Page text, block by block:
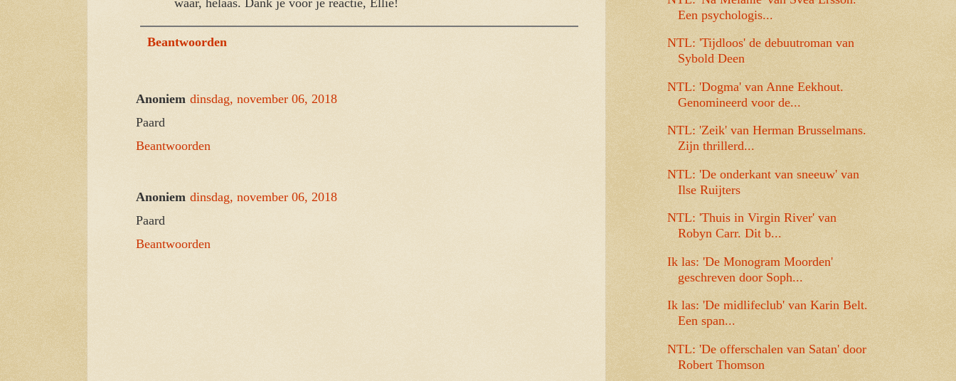
waar, helaas. Dank je voor je reactie, Ellie!
Beantwoorden
Anoniem dinsdag, november 06, 2018
Paard
Beantwoorden
Anoniem dinsdag, november 06, 2018
Paard
Beantwoorden
Een psychologis...
NTL: 'Tijdloos' de debuutroman van
Sybold Deen
NTL: 'Dogma' van Anne Eekhout.
Genomineerd voor de...
NTL: 'Zeik' van Herman Brusselmans.
Zijn thrillerd...
NTL: 'De onderkant van sneeuw' van
Ilse Ruijters
NTL: 'Thuis in Virgin River' van
Robyn Carr. Dit b...
Ik las: 'De Monogram Moorden'
geschreven door Soph...
Ik las: 'De midlifeclub' van Karin Belt.
Een span...
NTL: 'De offerschalen van Satan' door
Robert Thomson